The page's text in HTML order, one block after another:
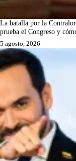
La batalla por la
prueba el Congreso y
5 agosto, 2026